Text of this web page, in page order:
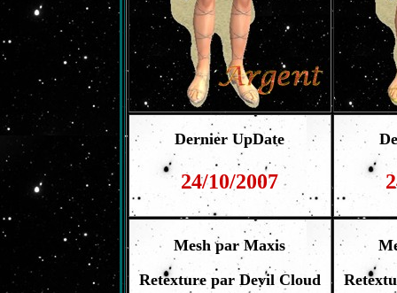
Dernier UpDate
24/10/2007
Mesh par Maxis
Retexture par Devil Cloud